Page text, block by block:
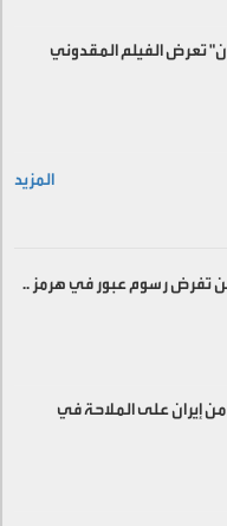
تعرض الفيلم المقدوني
المزيد
لن تفرض رسوم عبور في هرمز ..
إيران على الملاحة في